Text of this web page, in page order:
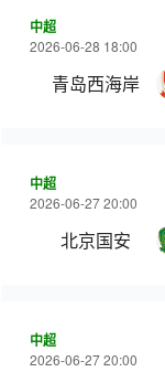
中超
2026-06-28 18:00
青岛西海岸
中超
2026-06-27 20:00
北京国安
中超
2026-06-27 20:00